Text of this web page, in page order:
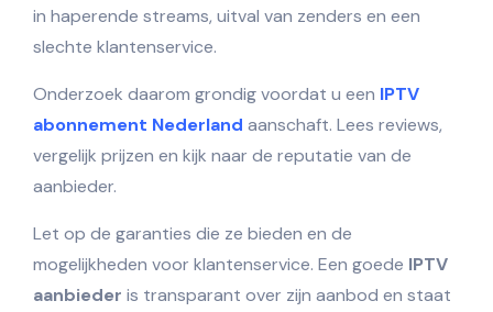
in haperende streams, uitval van zenders en een
slechte klantenservice.
Onderzoek daarom grondig voordat u een IPTV
abonnement Nederland aanschaft. Lees reviews,
vergelijk prijzen en kijk naar de reputatie van de
aanbieder.
Let op de garanties die ze bieden en de
mogelijkheden voor klantenservice. Een goede IPTV
aanbieder is transparant over zijn aanbod en staat